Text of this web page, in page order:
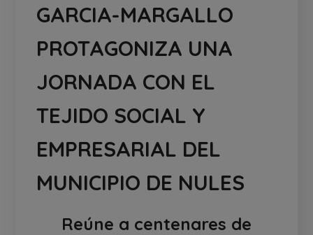
GARCIA-MARGALLO
PROTAGONIZA UNA
JORNADA CON EL
TEJIDO SOCIAL Y
EMPRESARIAL DEL
MUNICIPIO DE NULES
Reúne a centenares de